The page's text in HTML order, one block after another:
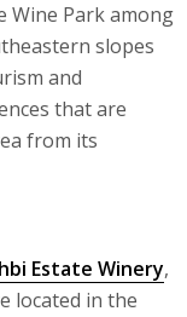
Wine Park among
slopes
and
that are
from its
Estate Winery,
located in the